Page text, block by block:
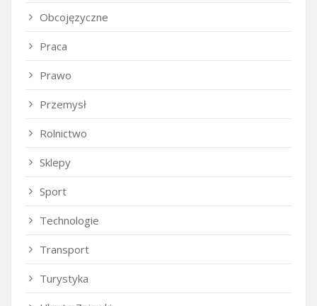
Obcojęzyczne
Praca
Prawo
Przemysł
Rolnictwo
Sklepy
Sport
Technologie
Transport
Turystyka